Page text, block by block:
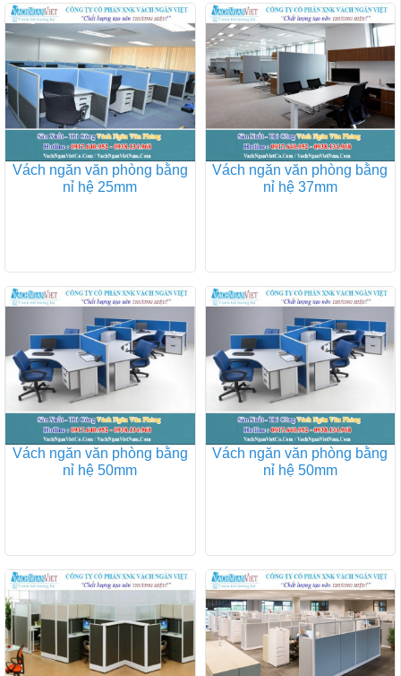
Vách ngăn văn phòng bằng
nỉ hệ 25mm
Vách ngăn văn phòng bằng
nỉ hệ 37mm
Vách ngăn văn phòng bằng
nỉ hệ 50mm
Vách ngăn văn phòng bằng
nỉ hệ 50mm